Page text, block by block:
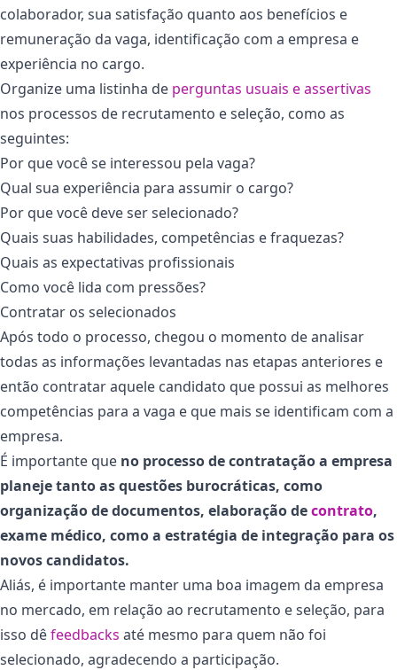
colaborador, sua satisfação quanto aos benefícios e
remuneração da vaga, identificação com a empresa e
experiência no cargo.
Organize uma listinha de perguntas usuais e assertivas
nos processos de recrutamento e seleção, como as
seguintes:
Por que você se interessou pela vaga?
Qual sua experiência para assumir o cargo?
Por que você deve ser selecionado?
Quais suas habilidades, competências e fraquezas?
Quais as expectativas profissionais
Como você lida com pressões?
Contratar os selecionados
Após todo o processo, chegou o momento de analisar
todas as informações levantadas nas etapas anteriores e
então contratar aquele candidato que possui as melhores
competências para a vaga e que mais se identificam com a
empresa.
É importante que no processo de contratação a empresa
planeje tanto as questões burocráticas, como
organização de documentos, elaboração decontrato,
exame médico, como a estratégia de integração para os
novos candidatos.
Aliás, é importante manter uma boa imagem da empresa
no mercado, em relação ao recrutamento e seleção, para
isso dêfeedbacks até mesmo para quem não foi
selecionado, agradecendo a participação.